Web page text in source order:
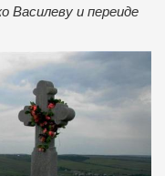
Василеву и переиде